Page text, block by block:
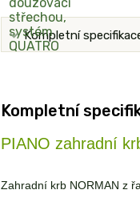
Kompletní
Kompletní
PIANO zahradní
Zahradní krb NORMAN z